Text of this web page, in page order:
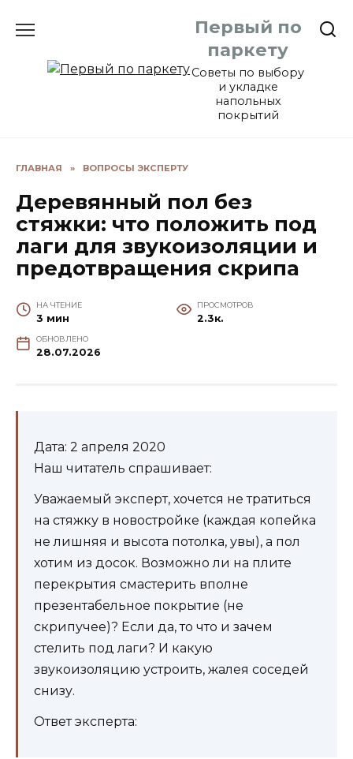
Первый по
паркету
Советы по выбору
и укладке
напольных
покрытий
ГЛАВНАЯ » ВОПРОСЫ ЭКСПЕРТУ
Деревянный пол без
стяжки: что положить под
лаги для звукоизоляции и
предотвращения скрипа
НА ЧТЕНИЕ
3 мин
ПРОСМОТРОВ
2.3к.
ОБНОВЛЕНО
28.07.2026
Дата: 2 апреля 2020
Наш читатель спрашивает:
Уважаемый эксперт, хочется не тратиться
на стяжку в новостройке (каждая копейка
не лишняя и высота потолка, увы), а пол
хотим из досок. Возможно ли на плите
перекрытия смастерить вполне
презентабельное покрытие (не
скрипучее)? Если да, то что и зачем
стелить под лаги? И какую
звукоизоляцию устроить, жалея соседей
снизу.
Ответ эксперта: